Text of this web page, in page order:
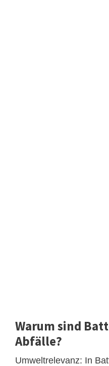
Warum sind
Abfälle?
Umweltrelevanz: In